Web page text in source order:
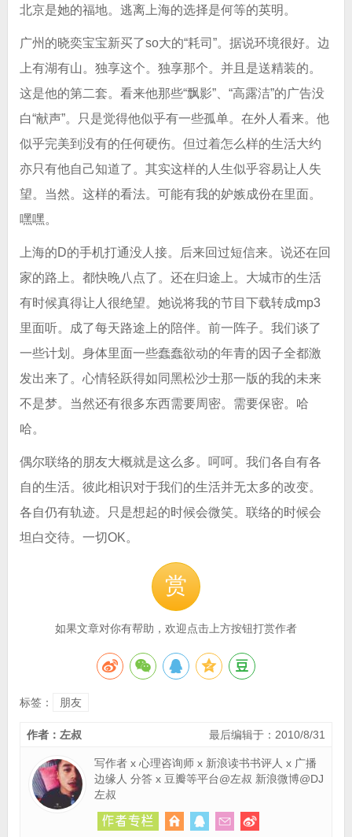
北京是她的福地。逃离上海的选择是何等的英明。
广州的晓奕宝宝新买了so大的“耗司”。据说环境很好。边
上有湖有山。独享这个。独享那个。并且是送精装的。
这是他的第二套。看来他那些“飘影”、“高露洁”的广告没
白“献声”。只是觉得他似乎有一些孤单。在外人看来。他
似乎完美到没有的任何硬伤。但过着怎么样的生活大约
亦只有他自己知道了。其实这样的人生似乎容易让人失
望。当然。这样的看法。可能有我的妒嫉成份在里面。
嘿嘿。
上海的D的手机打通没人接。后来回过短信来。说还在回
家的路上。都快晚八点了。还在归途上。大城市的生活
有时候真得让人很绝望。她说将我的节目下载转成mp3
里面听。成了每天路途上的陪伴。前一阵子。我们谈了
一些计划。身体里面一些蠢蠢欲动的年青的因子全都激
发出来了。心情轻跃得如同黑松沙士那一版的我的未来
不是梦。当然还有很多东西需要周密。需要保密。哈
哈。
偶尔联络的朋友大概就是这么多。呵呵。我们各自有各
自的生活。彼此相识对于我们的生活并无太多的改变。
各自仍有轨迹。只是想起的时候会微笑。联络的时候会
坦白交待。一切OK。
赏
如果文章对你有帮助，欢迎点击上方按钮打赏作者
标签： 朋友
最后编辑于：2010/8/31
作者：左叔
写作者 x 心理咨询师 x 新浪读书书评人 x 广播
边缘人 分答 x 豆瓣等平台@左叔 新浪微博@DJ
左叔